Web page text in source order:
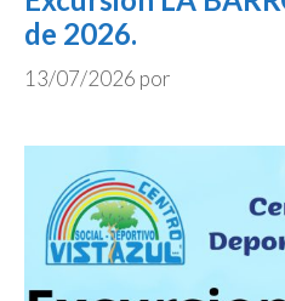
de 2026.
13/07/2026 por